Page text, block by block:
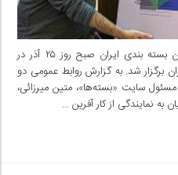
نشست خبری سومین دوسالانه طراحان بسته بندی ایران صبح روز ۲۵ آذر در
برگزار شد. به گزارش روابط عمومی دو
سایت «بسته‌ها»، متین میرزائی،
به نمایندگی از کار آفرین …